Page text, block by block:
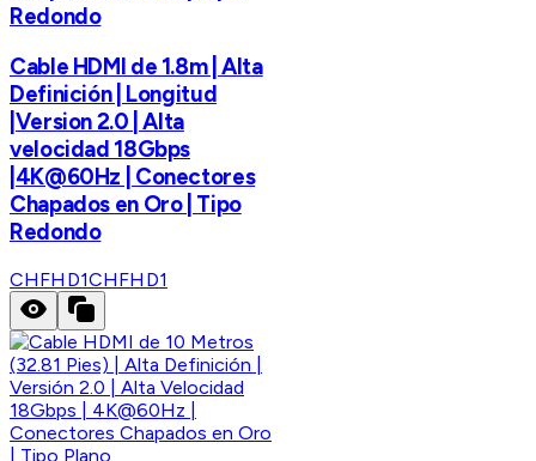
Redondo
Cable HDMI de 1.8m | Alta
Definición | Longitud
|Version 2.0 | Alta
velocidad 18Gbps
|4K@60Hz | Conectores
Chapados en Oro | Tipo
Redondo
CHFHD1CHFHD1